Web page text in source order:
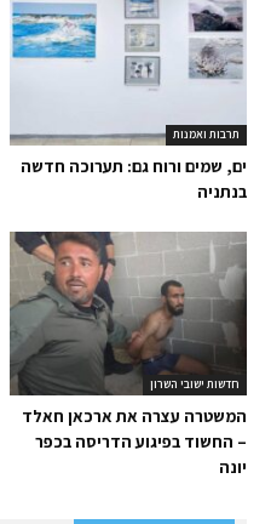
תרבות ואמנות
ים, שמים ורוח גם: תערוכה חדשה
בנתניה
חדשות ישובי השרון
המשטרה עצרה את ארכאן חאלד
– החשוד בפיגוע הדריסה בכפר
יונה